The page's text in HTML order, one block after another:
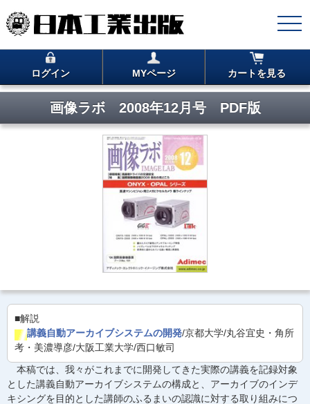
ログイン MYページ カートを見る
画像ラボ 2008年12月号 PDF版
■解説
講義自動アーカイブシステムの開発/京都大学/丸谷宜史・角所
考・美濃導彦/大阪工業大学/西口敏司
本稿では、我々がこれまでに開発してきた実際の講義を記録対象
とした講義自動アーカイブシステムの構成と、アーカイブのインデ
キシングを目的とした講師のふるまいの認識に対する取り組みにつ